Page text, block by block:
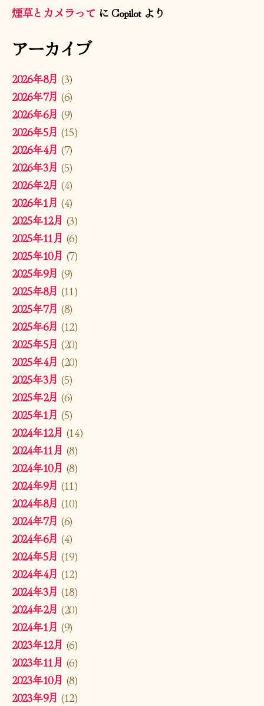
煙草とカメラってにCopilotより
アーカイブ
2026年8月 (3)
2026年7月 (6)
2026年6月 (9)
2026年5月 (15)
2026年4月 (7)
2026年3月 (5)
2026年2月 (4)
2026年1月 (4)
2025年12月 (3)
2025年11月 (6)
2025年10月 (7)
2025年9月 (9)
2025年8月 (11)
2025年7月 (8)
2025年6月 (12)
2025年5月 (20)
2025年4月 (20)
2025年3月 (5)
2025年2月 (6)
2025年1月 (5)
2024年12月 (14)
2024年11月 (8)
2024年10月 (8)
2024年9月 (11)
2024年8月 (10)
2024年7月 (6)
2024年6月 (4)
2024年5月 (19)
2024年4月 (12)
2024年3月 (18)
2024年2月 (20)
2024年1月 (9)
2023年12月 (6)
2023年11月 (6)
2023年10月 (8)
2023年9月 (12)